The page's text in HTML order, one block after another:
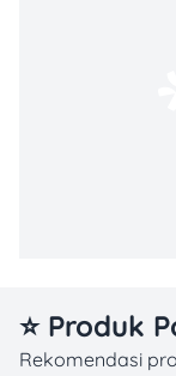
⭐ Produk
Rekomendasi